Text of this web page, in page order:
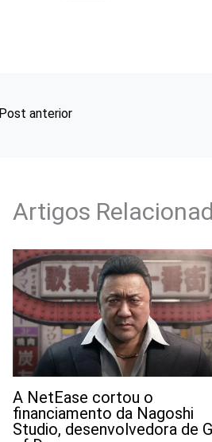
Post anterior
Artigos
A NetEase cortou o
financiamento da Nagoshi
Studio, desenvolvedora de